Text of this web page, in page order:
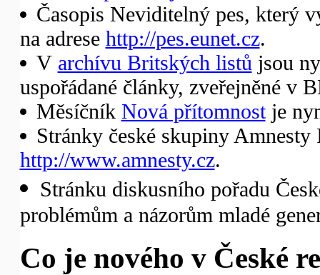
Časopis Neviditelný pes, který
na adrese http://pes.eunet.cz.
V archívu Britských listů jsou
uspořádané články, zveřejněné v
Měsíčník Nová přítomnostje
Stránky české skupiny Amnesty
http://www.amnesty.cz.
Stránku diskusního pořadu
problémům a názorům mladé
Co je nového v České